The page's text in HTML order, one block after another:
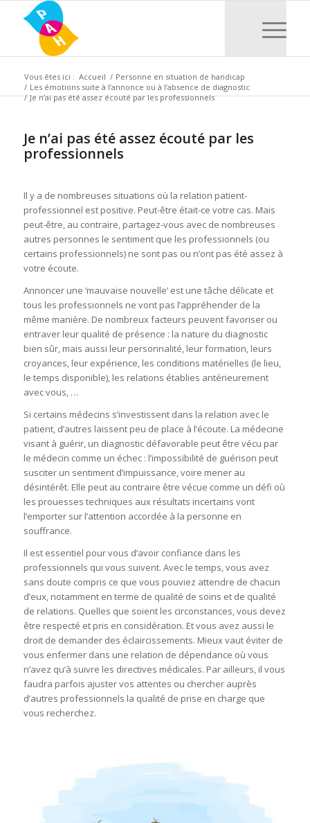
Vous êtes ici : Accueil / Personne en situation de handicap
/ Les émotions suite à l’annonce ou à l’absence de diagnostic
/ Je n’ai pas été assez écouté par les professionnels
Je n’ai pas été assez écouté par les
professionnels
Il y a de nombreuses situations où la relation patient-
professionnel est positive. Peut-être était-ce votre cas. Mais
peut-être, au contraire, partagez-vous avec de nombreuses
autres personnes le sentiment que les professionnels (ou
certains professionnels) ne sont pas ou n’ont pas été assez à
votre écoute.
Annoncer une ‘mauvaise nouvelle’ est une tâche délicate et
tous les professionnels ne vont pas l’appréhender de la
même manière. De nombreux facteurs peuvent favoriser ou
entraver leur qualité de présence : la nature du diagnostic
bien sûr, mais aussi leur personnalité, leur formation, leurs
croyances, leur expérience, les conditions matérielles (le lieu,
le temps disponible), les relations établies antérieurement
avec vous, …
Si certains médecins s’investissent dans la relation avec le
patient, d’autres laissent peu de place à l’écoute. La médecine
visant à guérir, un diagnostic défavorable peut être vécu par
le médecin comme un échec : l’impossibilité de guérison peut
susciter un sentiment d’impuissance, voire mener au
désintérêt. Elle peut au contraire être vécue comme un défi où
les prouesses techniques aux résultats incertains vont
l’emporter sur l’attention accordée à la personne en
souffrance.
Il est essentiel pour vous d’avoir confiance dans les
professionnels qui vous suivent. Avec le temps, vous avez
sans doute compris ce que vous pouviez attendre de chacun
d’eux, notamment en terme de qualité de soins et de qualité
de relations. Quelles que soient les circonstances, vous devez
être respecté et pris en considération. Et vous avez aussi le
droit de demander des éclaircissements. Mieux vaut éviter de
vous enfermer dans une relation de dépendance où vous
n’avez qu’à suivre les directives médicales. Par ailleurs, il vous
faudra parfois ajuster vos attentes ou chercher auprès
d’autres professionnels la qualité de prise en charge que
vous recherchez.